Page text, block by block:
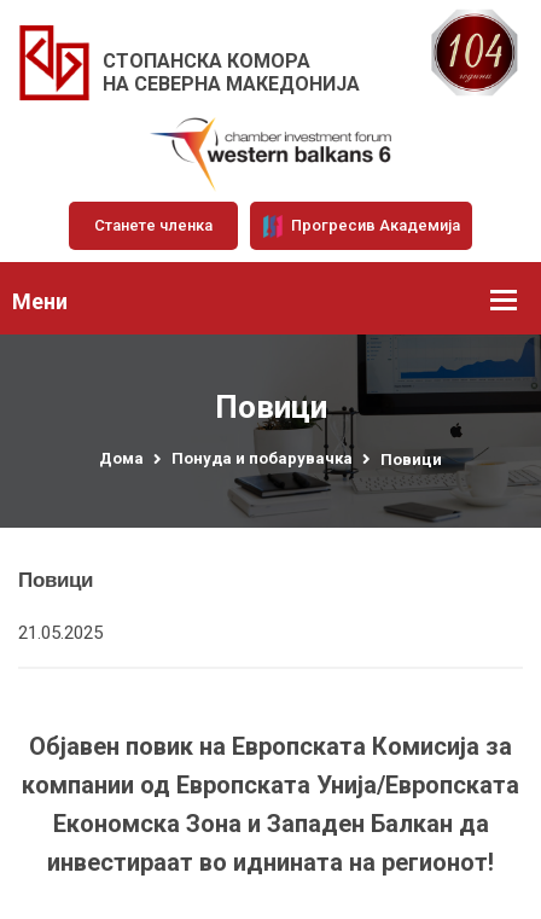
СТОПАНСКА КОМОРА
НА СЕВЕРНА МАКЕДОНИЈА
Станете членка Прогресив Академија
Мени
Повици
Дома Понуда и побарувачка Повици
Повици
21.05.2025
Објавен повик на Европската Комисија за
компании од Европската Унија/Европската
Економска Зона и Западен Балкан да
инвестираат во иднината на регионот!